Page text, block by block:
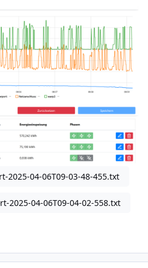
2025-04-06T09-03-48-455.txt
2025-04-06T09-04-02-558.txt